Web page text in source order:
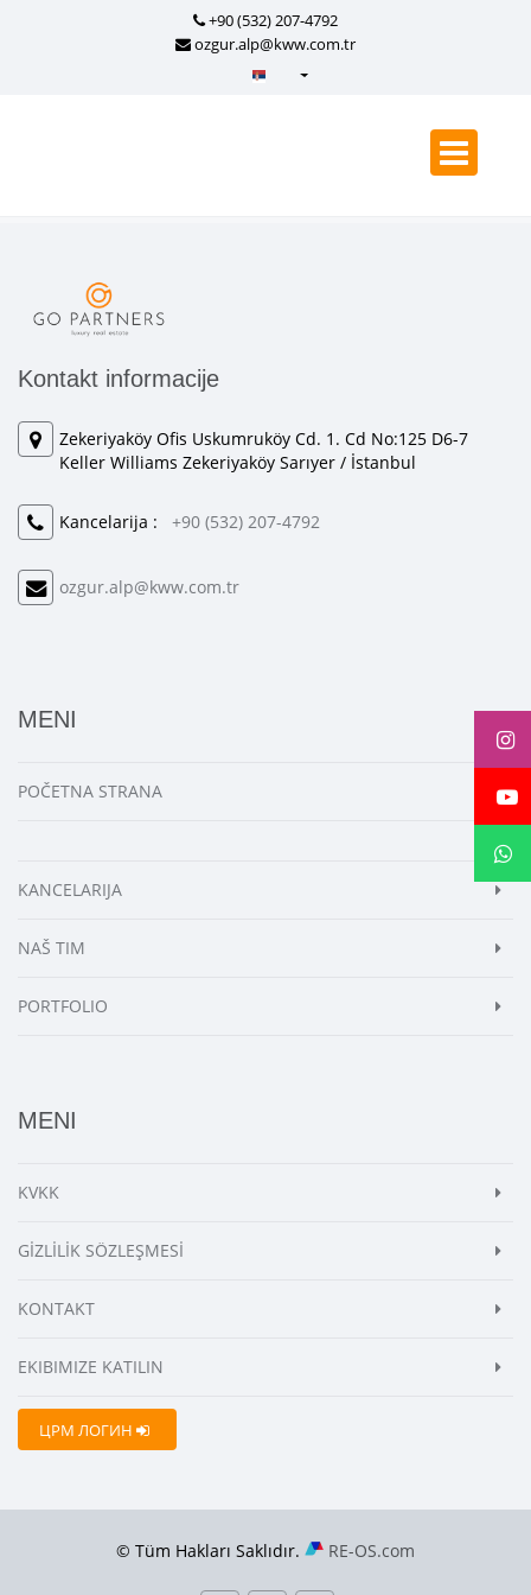
+90 (532) 207-4792
ozgur.alp@kww.com.tr
Kontakt informacije
Zekeriyaköy Ofis Uskumruköy Cd. 1. Cd No:125 D6-7
Keller Williams Zekeriyaköy Sarıyer / İstanbul
Kancelarija : +90 (532) 207-4792
ozgur.alp@kww.com.tr
MENI
POČETNA STRANA
KANCELARIJA
NAŠ TIM
PORTFOLIO
MENI
KVKK
GİZLİLİK SÖZLEŞMESİ
KONTAKT
EKIBIMIZE KATILIN
ЦРМ ЛОГИН
© Tüm Hakları Saklıdır. RE-OS.com